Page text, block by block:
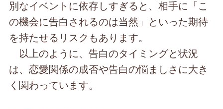
別なイベントに依存しすぎると、相手に「こ
の機会に告白されるのは当然」といった期待
を持たせるリスクもあります。
以上のように、告白のタイミングと状況
は、恋愛関係の成否や告白の悩ましさに大き
く関わっています。